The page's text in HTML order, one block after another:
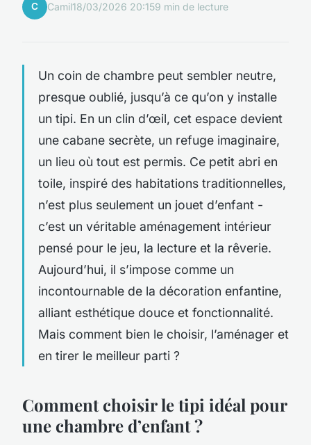
C Camil18/03/2026 20:159 min de lecture
Un coin de chambre peut sembler neutre,
presque oublié, jusqu’à ce qu’on y installe
un tipi. En un clin d’œil, cet espace devient
une cabane secrète, un refuge imaginaire,
un lieu où tout est permis. Ce petit abri en
toile, inspiré des habitations traditionnelles,
n’est plus seulement un jouet d’enfant -
c’est un véritable aménagement intérieur
pensé pour le jeu, la lecture et la rêverie.
Aujourd’hui, il s’impose comme un
incontournable de la décoration enfantine,
alliant esthétique douce et fonctionnalité.
Mais comment bien le choisir, l’aménager et
en tirer le meilleur parti ?
Comment choisir le tipi idéal pour
une chambre d’enfant ?